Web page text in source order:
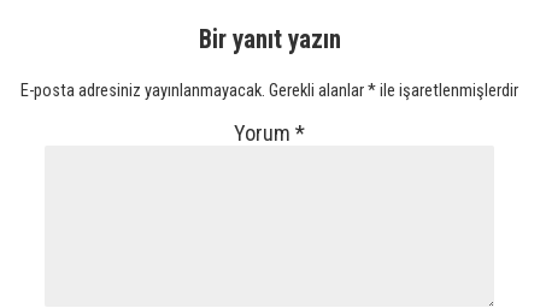
Bir yanıt yazın
E-posta adresiniz yayınlanmayacak. Gerekli alanlar*ile işaretlenmişlerdir
Yorum*